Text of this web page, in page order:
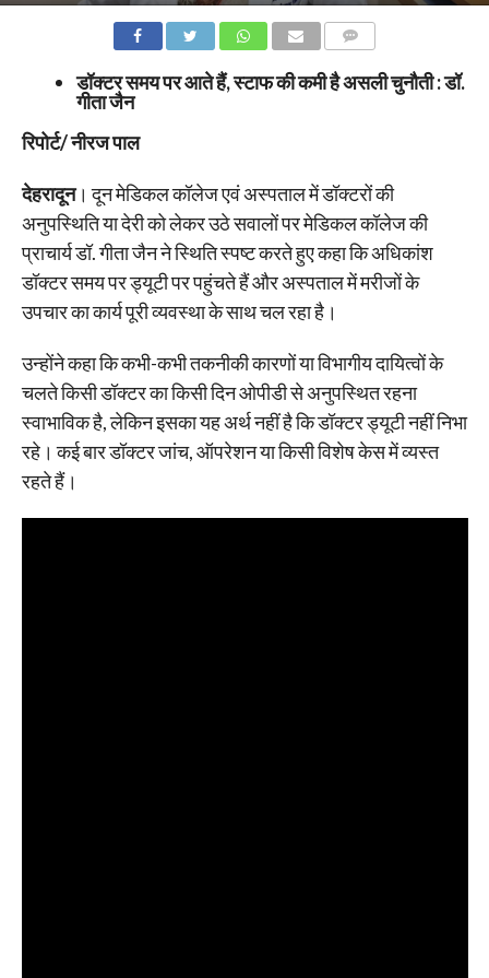
डॉक्टर समय पर आते हैं, स्टाफ की कमी है असली चुनौती : डॉ.
गीता जैन
रिपोर्ट/ नीरज पाल
देहरादून। दून मेडिकल कॉलेज एवं अस्पताल में डॉक्टरों की
अनुपस्थिति या देरी को लेकर उठे सवालों पर मेडिकल कॉलेज की
प्राचार्य डॉ. गीता जैन ने स्थिति स्पष्ट करते हुए कहा कि अधिकांश
डॉक्टर समय पर ड्यूटी पर पहुंचते हैं और अस्पताल में मरीजों के
उपचार का कार्य पूरी व्यवस्था के साथ चल रहा है।
उन्होंने कहा कि कभी-कभी तकनीकी कारणों या विभागीय दायित्वों के
चलते किसी डॉक्टर का किसी दिन ओपीडी से अनुपस्थित रहना
स्वाभाविक है, लेकिन इसका यह अर्थ नहीं है कि डॉक्टर ड्यूटी नहीं निभा
रहे। कई बार डॉक्टर जांच, ऑपरेशन या किसी विशेष केस में व्यस्त
रहते हैं।